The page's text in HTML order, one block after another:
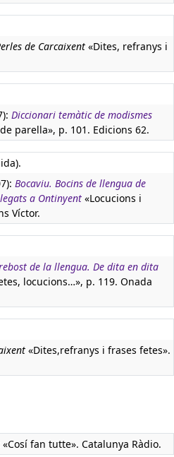
de Carcaixent «Dites, refranys i
Diccionari temàtic de modismes
parella», p. 101. Edicions 62.
Bocaviu. Bocins de llengua de
a Ontinyent «Locucions i
Víctor.
de la llengua. De dita en dita
locucions…», p. 119. Onada
«Dites,refranys i frases fetes».
fan tutte». Catalunya Ràdio.